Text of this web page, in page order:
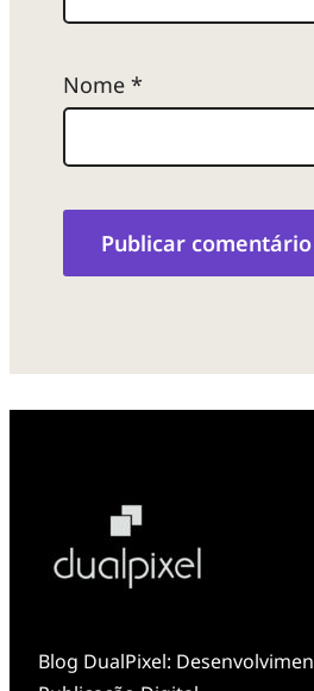
a
c
k
d
o
Nome *
Blog DualPixel: